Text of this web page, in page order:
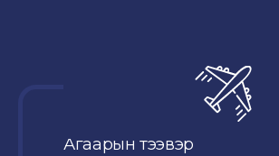
Агаарын тээвэр